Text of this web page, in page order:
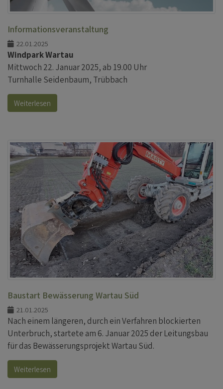
Informationsveranstaltung
22.01.2025
Windpark Wartau
Mittwoch 22. Januar 2025, ab 19.00 Uhr
Turnhalle Seidenbaum, Trübbach
Weiterlesen
Baustart Bewässerung Wartau Süd
21.01.2025
Nach einem längeren, durch ein Verfahren blockierten
Unterbruch, startete am 6. Januar 2025 der Leitungsbau
für das Bewässerungsprojekt Wartau Süd.
Weiterlesen